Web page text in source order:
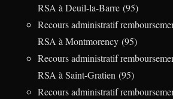
RSA à Deuil-la-Barre (95)
Recours administratif
RSA à Montmorency (95)
Recours administratif
RSA à Saint-Gratien (95)
Recours administratif